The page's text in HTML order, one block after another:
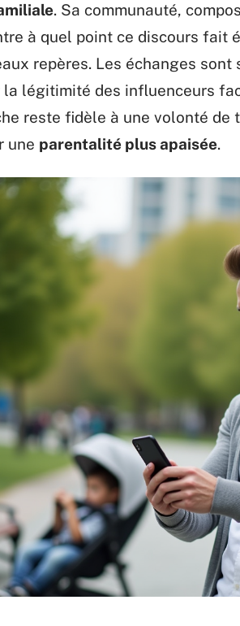
. Sa communauté,
à quel point ce discours fait
repères. Les échanges
la légitimité des influenceurs
reste fidèle à une volonté de
une parentalité plus apaisée.